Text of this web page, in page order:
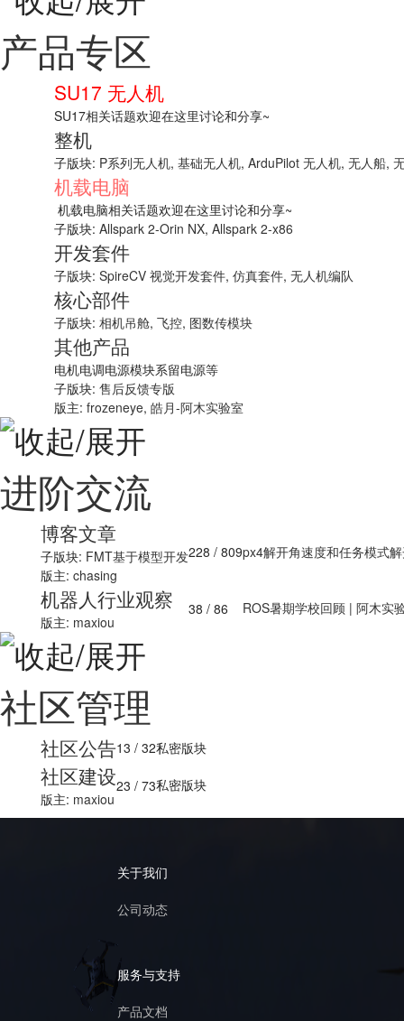
产品专区
SU17 无人机
SU17相关话题欢迎在这里讨论和分享~
整机
子版块: P系列无人机, 基础无人机, ArduPilot 无人机, 无人船,
机载电脑
机载电脑相关话题欢迎在这里讨论和分享~
子版块: Allspark 2-Orin NX, Allspark 2-x86
开发套件
子版块: SpireCV 视觉开发套件, 仿真套件, 无人机编队
核心部件
子版块: 相机吊舱, 飞控, 图数传模块
其他产品
电机电调电源模块系留电源等
子版块: 售后反馈专版
版主: frozeneye, 皓月-阿木实验室
进阶交流
博客文章
子版块: FMT基于模型开发
版主: chasing
228 / 809px4解开角速度和任务模式
机器人行业观察
版主: maxiou
38 / 86 ROS暑期学校回顾 | 阿木实
社区管理
社区公告13 / 32私密版块
社区建设
版主: maxiou
23 / 73私密版块
关于我们
公司动态
服务与支持
产品文档